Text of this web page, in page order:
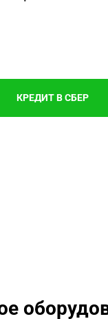
КРЕДИТ В СБЕР